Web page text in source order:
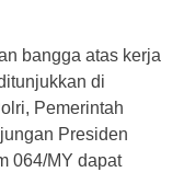
bangga atas kerja
di
Pemerintah
Presiden
064/MY dapat